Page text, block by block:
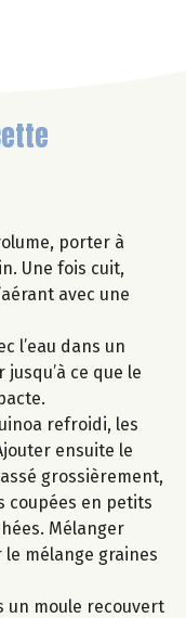
porter à
Une fois cuit,
avec une
l’eau dans un
ce que le
refroidi, les
ensuite le
grossièrement,
coupées en petits
Mélanger
mélange graines
un moule recouvert